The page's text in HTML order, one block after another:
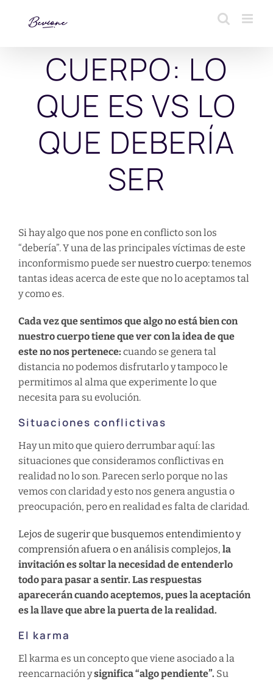
CUERPO: LO
QUE ES VS LO
QUE DEBERÍA
SER
Si hay algo que nos pone en conflicto son los
“debería”. Y una de las principales víctimas de este
inconformismo puede sernuestro cuerpo:tenemos
tantas ideas acerca de este que no lo aceptamos tal
y como es.
Cada vez que sentimos que algo no está bien con
nuestro cuerpo tiene que ver con la idea de que
este no nos pertenece: cuando se genera tal
distancia no podemos disfrutarlo y tampoco le
permitimos al alma que experimente lo que
necesita para su evolución.
Situaciones conflictivas
Hay un mito que quiero derrumbar aquí: las
situaciones que consideramos conflictivas en
realidad no lo son. Parecen serlo porque no las
vemos con claridad y esto nos genera angustia o
preocupación, pero en realidad es falta de claridad.
Lejos de sugerir que busquemos entendimiento y
comprensión afuera o en análisis complejos, la
invitación es soltar la necesidad de entenderlo
todo para pasar a sentir. Las respuestas
aparecerán cuando aceptemos, pues la aceptación
es la llave que abre la puerta de la realidad.
El karma
El karma es un concepto que viene asociado a la
reencarnación ysignifica “algo pendiente”. Su